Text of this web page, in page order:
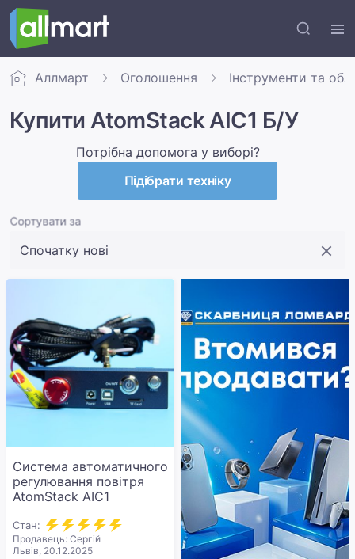
Аллмарт Оголошення Інструменти та
Купити AtomStack AIC1 Б/У
Потрібна допомога у виборі?
Підібрати техніку
Сортувати за
Система автоматичного
регулювання повітря
AtomStack AIC1
Стан:
Продавець: Сергій
Львів, 20.12.2025